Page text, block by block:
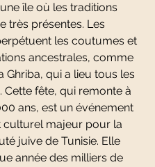
île où les traditions
très présentes. Les
les coutumes et
ancestrales, comme
Ghriba, qui a lieu tous les
Cette fête, qui remonte à
ans, est un événement
culturel majeur pour la
juive de Tunisie. Elle
année des milliers de